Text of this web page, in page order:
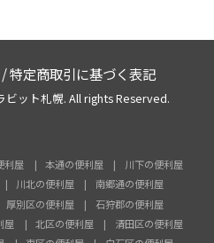
/特定商取引に基づく表記
ビット札幌. All rights Reserved.
利屋 本通の便利屋
川下の便利屋
川北の便利屋
南郷通の便利屋
厚別区の便利屋
石狩郡の便利屋
屋 北区の便利屋
清田区の便利屋